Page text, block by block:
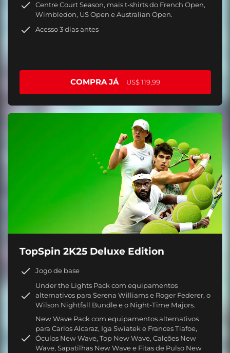
Centre Court Season, mais t-shirts do French Open,
Wimbledon, US Open e Australian Open.
Acesso 3 dias antes
COMPRA JÁ US$ 119,99
TopSpin 2K25 Deluxe Edition
Jogo de base
Under the Lights Pack com equipamentos
alternativos para Serena Williams e Roger Federer, o
Wilson Nightfall Bundle e o Night-Time Majors.
New Wave Pack com equipamentos alternativos
para Carlos Alcaraz, Iga Swiatek e Frances Tiafoe,
Óculos New Wave, Top New Wave, Calções New
Wave, Sapatilhas New Wave e Fitas de Pulso New